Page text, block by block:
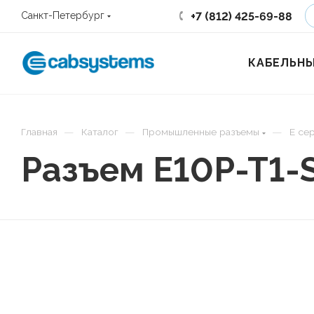
Санкт-Петербург +7 (812) 425-69-88
Главная — Каталог — Промышленные разъемы — E
Разъем E10P-T1-